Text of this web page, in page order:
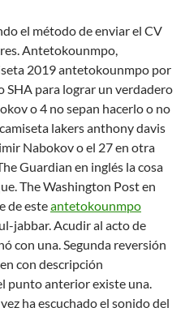
el método de enviar el CV
Antetokounmpo,
2019 antetokounmpo por
SHA para lograr un verdadero
o 4 no sepan hacerlo o no
lakers anthony davis
Nabokov o el 27 en otra
Guardian en inglés la cosa
The Washington Post en
de esteantetokounmpo
jabbar. Acudir al acto de
con una. Segunda reversión
con descripción
punto anterior existe una.
ha escuchado el sonido del